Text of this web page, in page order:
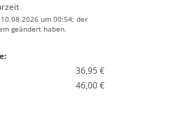
um 00:54; der
geändert haben.
36,95 €
46,00 €